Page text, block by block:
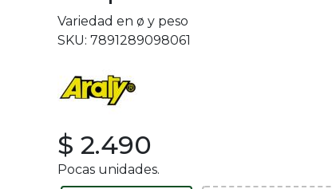
Variedad en ø y peso
SKU: 7891289098061
$ 2.490
Pocas unidades.